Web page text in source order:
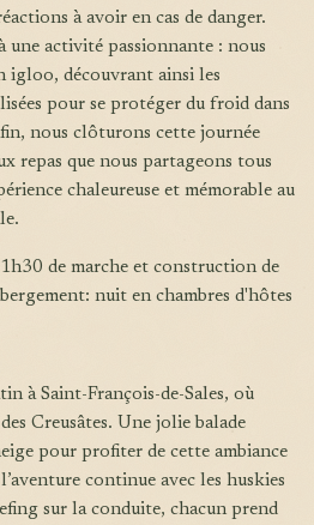
à avoir en cas de danger.
une activité passionnante : nous
igloo, découvrant ainsi les
pour se protéger du froid dans
nous clôturons cette journée
repas que nous partageons tous
chaleureuse et mémorable au
nuit en chambres d'hôtes
Creusâtes. Une jolie balade
pour profiter de cette ambiance
continue avec les huskies
sur la conduite, chacun prend